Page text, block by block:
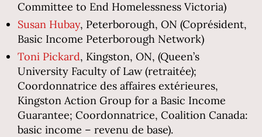
Committee to End Homelessness Victoria)
Susan Hubay, Peterborough, ON (Coprésident,
Basic Income Peterborough Network)
Toni Pickard, Kingston, ON, (Queen’s
University Faculty of Law (retraitée);
Coordonnatrice des affaires extérieures,
Kingston Action Group for a Basic Income
Guarantee; Coordonnatrice, Coalition Canada:
basic income – revenu de base).